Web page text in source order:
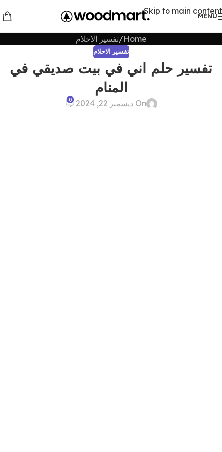
Skip to main content
MENU
Home تفسير الاحلام
تفسير الاحلام
تفسير حلم اني في بيت صديقي في
المنام
On ديسمبر 22, 2024 0